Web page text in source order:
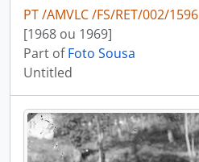
PT /AMVLC /FS/RET/002/1596
[1968 ou 1969]
Part ofFoto Sousa
Untitled